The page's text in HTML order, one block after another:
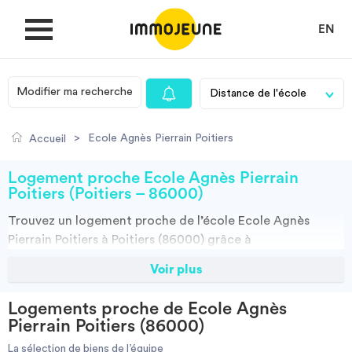
EN
MON COMPTE
Je cherche un logement
Villes
Modifier ma recherche
Accueil > Ecole Agnès Pierrain Poitiers
Logement proche Ecole Agnès Pierrain
Poitiers (Poitiers – 86000)
Trouvez un logement proche de l’école Ecole Agnès
Pierrain Poitiers à Poitiers (86000) grâce à
Découvrez nos milliers d’offres de locations proches de
locations par particuliers, par agences et colocations.
Vous avez tous les choix.
Voir plus
Logements proche de Ecole Agnès
Pierrain Poitiers (86000)
La sélection de biens de l’équipe